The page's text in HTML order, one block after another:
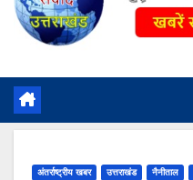
अंतर्राष्ट्रीय खबर उत्तराखंड नैनीताल